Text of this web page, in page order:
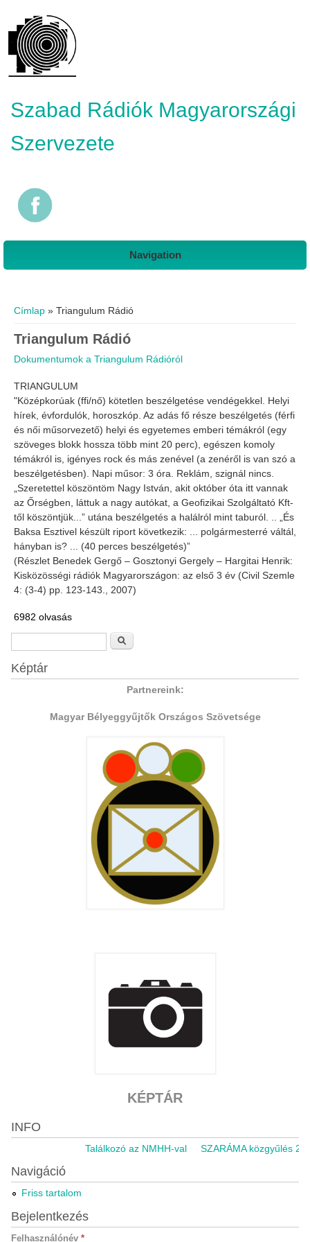
Szabad Rádiók Magyarországi
Szervezete
Navigation
Címlap » Triangulum Rádió
Triangulum Rádió
Dokumentumok a Triangulum Rádióról
TRIANGULUM
"Középkorúak (ffi/nő) kötetlen beszélgetése vendégekkel. Helyi
hírek, évfordulók, horoszkóp. Az adás fő része beszélgetés (férfi
és női műsorvezető) helyi és egyetemes emberi témákról (egy
szöveges blokk hossza több mint 20 perc), egészen komoly
témákról is, igényes rock és más zenével (a zenéről is van szó a
beszélgetésben). Napi műsor: 3 óra. Reklám, szignál nincs.
„Szeretettel köszöntöm Nagy István, akit október óta itt vannak
az Őrségben, láttuk a nagy autókat, a Geofizikai Szolgáltató Kft-
től köszöntjük...” utána beszélgetés a halálról mint taburól. .. „És
Baksa Esztivel készült riport következik: ... polgármesterré váltál,
hányban is? ... (40 perces beszélgetés)”
(Részlet Benedek Gergő – Gosztonyi Gergely – Hargitai Henrik:
Kisközösségi rádiók Magyarországon: az első 3 év (Civil Szemle
4: (3-4) pp. 123-143., 2007)
6982 olvasás
Keresés űrlap
Képtár
Partnereink:
Magyar Bélyeggyűjtők Országos Szövetsége
KÉPTÁR
INFO
Találkozó az NMHH-val SZARÁMA közgyűlés
Navigáció
Friss tartalom
Bejelentkezés
Felhasználónév *